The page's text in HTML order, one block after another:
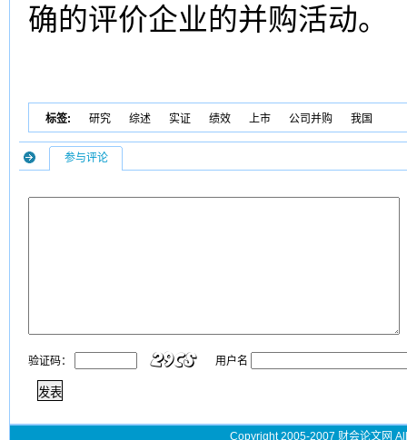
确的评价企业的并购活动。
标签: 研究 综述 实证 绩效 上市 公司并购 我国
参与评论
验证码： 用户名
Copyright 2005-2007 财会论文网